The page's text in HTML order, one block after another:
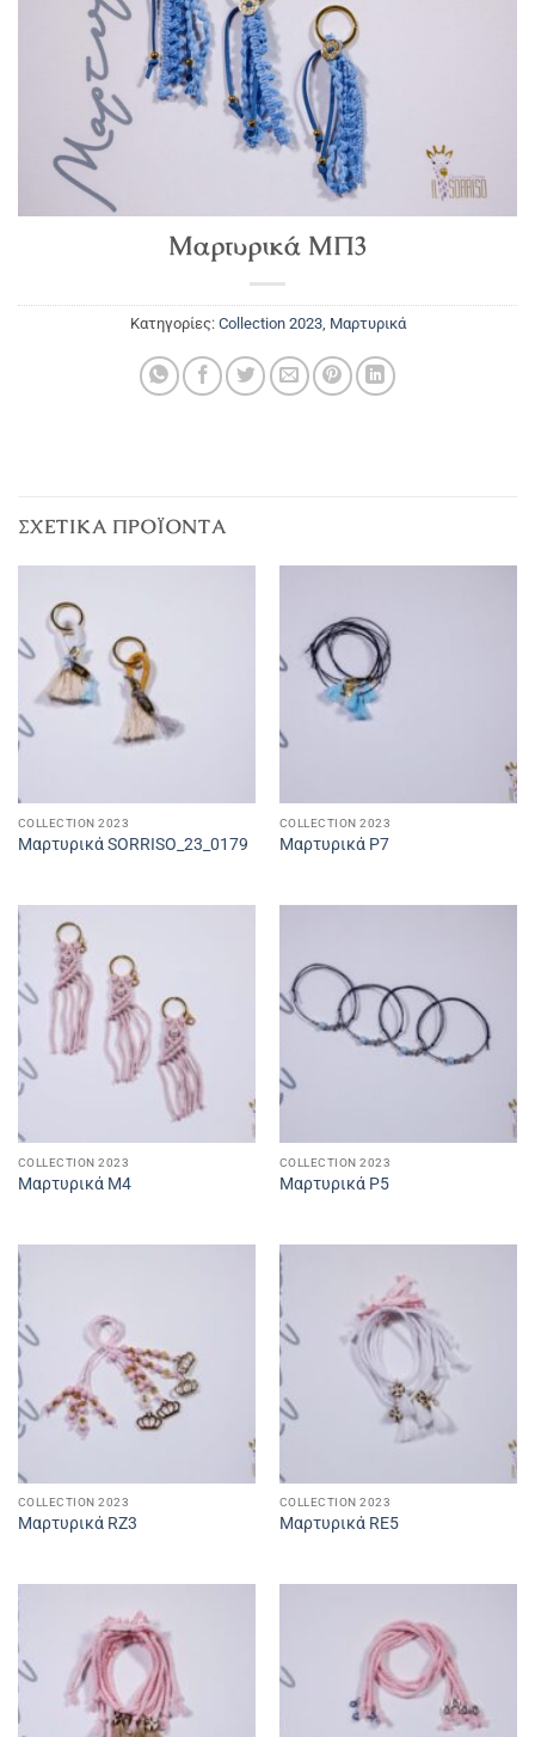
Μαρτυρικά ΜΠ3
Κατηγορίες: Collection 2023, Μαρτυρικά
ΣΧΕΤΙΚΆ ΠΡΟΪΌΝΤΑ
COLLECTION 2023
Μαρτυρικά SORRISO_23_0179
COLLECTION 2023
Μαρτυρικά P7
COLLECTION 2023
Μαρτυρικά Μ4
COLLECTION 2023
Μαρτυρικά P5
COLLECTION 2023
Μαρτυρικά RZ3
COLLECTION 2023
Μαρτυρικά RE5